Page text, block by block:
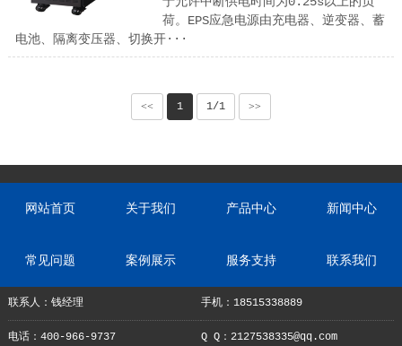
荷。EPS应急电源由充电器、逆变器、蓄
电池、隔离变压器、切换开···
<< 1 1/1 >>
网站首页 关于我们 产品中心 新闻中心
常见问题 案例展示 服务支持 联系我们
联系人：钱经理 手机：18515338889
电话：400-966-9737 Q Q：2127538335@qq.com